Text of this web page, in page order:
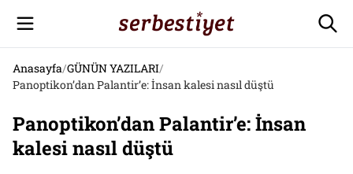
Anasayfa/GÜNÜN YAZILARI/
Panoptikon’dan Palantir’e: İnsan kalesi nasıl düştü
Panoptikon’dan Palantir’e: İnsan
kalesi nasıl düştü